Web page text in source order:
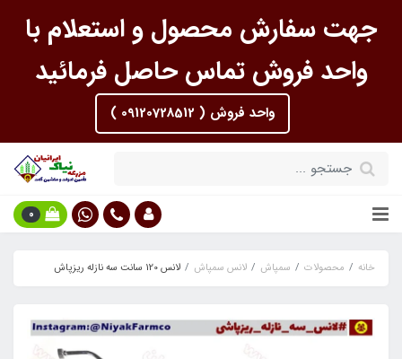
جهت سفارش محصول و استعلام با
واحد فروش تماس حاصل فرمائید
واحد فروش ( 09120728512 )
0
خانه محصولات سمپاش لانس سمپاش لانس 120 سانت سه نازله ریزپاش